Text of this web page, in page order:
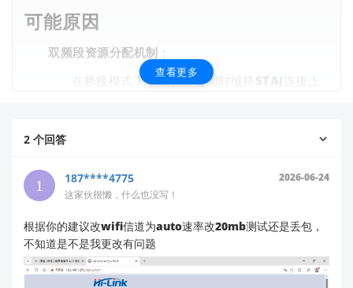
可能原因
双频段资源分配机制 ：
在桥接模式下，模块需要同时维持STA(连接上
模块在失去上级连接后可能自动切换到默认信道
新信道可能与周围环境干扰更严重（参考您提供
的截图中信号强度指示）
工作模式切换影响：
查看更多
2 个回答
187****4775
2026-06-24
这家伙很懒，什么也没写！
根据你的建议改wifi信道为auto速率改20mb测试还是丢包，
不知道是不是我更改有问题